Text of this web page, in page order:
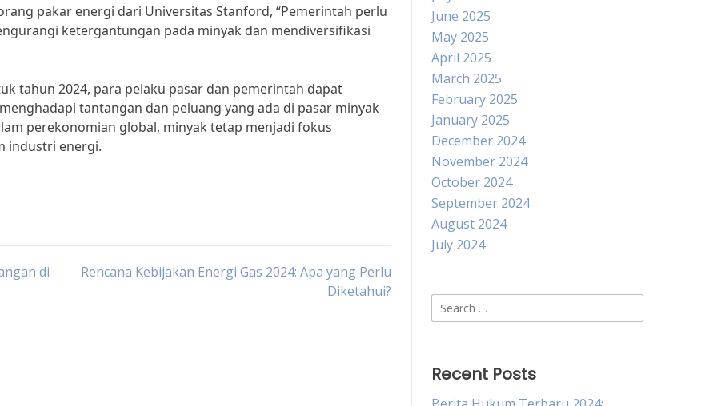
pakar energi dari Universitas Stanford, “Pemerintah perlu
ketergantungan pada minyak dan mendiversifikasi
tahun 2024, para pelaku pasar dan pemerintah dapat
tantangan dan peluang yang ada di pasar minyak
perekonomian global, minyak tetap menjadi fokus
industri energi.
di
Rencana Kebijakan Energi Gas 2024: Apa yang Perlu
Diketahui?
June 2025
May 2025
April 2025
March 2025
February 2025
January 2025
December 2024
November 2024
October 2024
September 2024
August 2024
July 2024
Search
for:
Recent Posts